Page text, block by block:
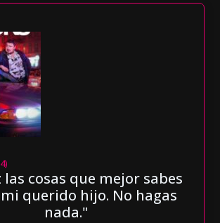
las cosas que mejor sabes
querido hijo. No hagas
nada."